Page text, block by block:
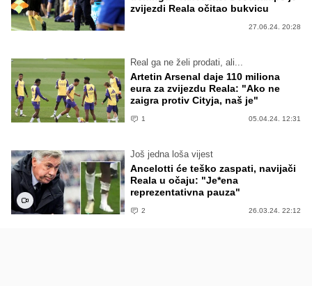
zvijezdi Reala očitao bukvicu
27.06.24. 20:28
Real ga ne želi prodati, ali...
Artetin Arsenal daje 110 miliona
eura za zvijezdu Reala: "Ako ne
zaigra protiv Cityja, naš je"
1 05.04.24. 12:31
Još jedna loša vijest
Ancelotti će teško zaspati, navijači
Reala u očaju: "Je*ena
reprezentativna pauza"
2 26.03.24. 22:12